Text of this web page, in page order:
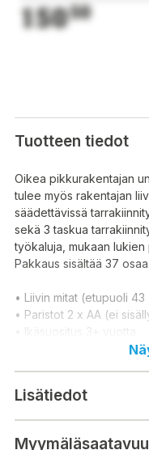
15050
Tuotteen tiedot
Oikea pikkurakentajan
tulee myös rakentajan
säädettävissä
sekä 3 taskua
työkaluja, mukaan
Pakkaus sisältää 37 osaa.
• Liivin mitat (etupuoli
• Paristot 2 x AA (ei
• Ikäsuositus 3+ vuotta
kardborreband. Västen
kardborreband. Paketet
Lisätiedot